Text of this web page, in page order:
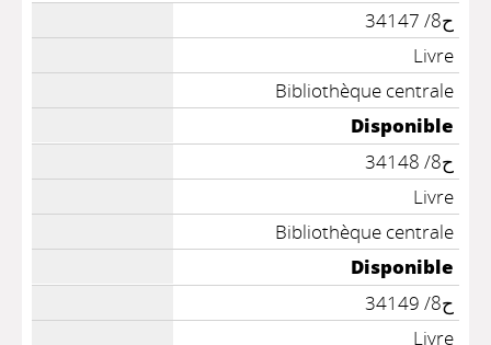
ح8/ 34147
Livre
Bibliothèque centrale
Disponible
ح8/ 34148
Livre
Bibliothèque centrale
Disponible
ح8/ 34149
Livre